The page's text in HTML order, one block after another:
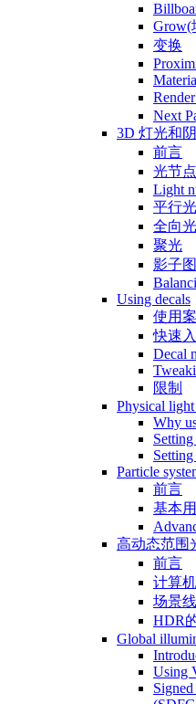
Grow(
变换
Next
3D 灯光和
前言
光节点
Light
平行光
全向光
聚光
影子
Using decals
使用
快速
Decal
限制
Physical
Why
Particle
前言
基本
高动态范围
前言
计算
场景
HDR
Global
Using